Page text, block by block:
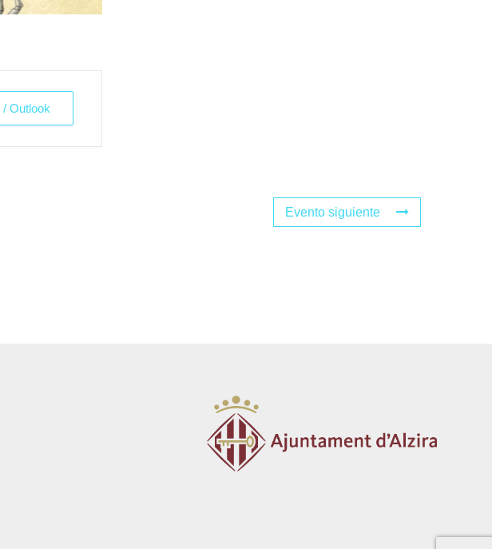
Outlook
Evento siguiente